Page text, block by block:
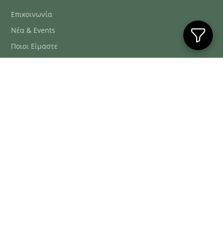
Επικοινωνία
Νέα & Events
Ποιοι Είμαστε